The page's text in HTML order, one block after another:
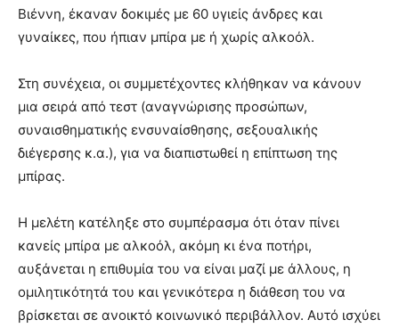
Βιέννη, έκαναν δοκιμές με 60 υγιείς άνδρες και
γυναίκες, που ήπιαν μπίρα με ή χωρίς αλκοόλ.
Στη συνέχεια, οι συμμετέχοντες κλήθηκαν να κάνουν
μια σειρά από τεστ (αναγνώρισης προσώπων,
συναισθηματικής ενσυναίσθησης, σεξουαλικής
διέγερσης κ.α.), για να διαπιστωθεί η επίπτωση της
μπίρας.
Η μελέτη κατέληξε στο συμπέρασμα ότι όταν πίνει
κανείς μπίρα με αλκοόλ, ακόμη κι ένα ποτήρι,
αυξάνεται η επιθυμία του να είναι μαζί με άλλους, η
ομιλητικότητά του και γενικότερα η διάθεση του να
βρίσκεται σε ανοικτό κοινωνικό περιβάλλον. Αυτό ισχύει